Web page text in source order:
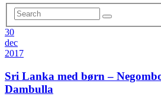
30
dec
2017
Sri Lanka med børn –
Dambulla